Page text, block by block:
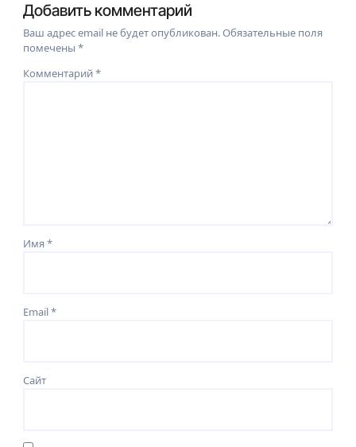
Добавить комментарий
Ваш адрес email не будет опубликован.Обязательные поля
помечены*
Комментарий*
Имя*
Email*
Сайт